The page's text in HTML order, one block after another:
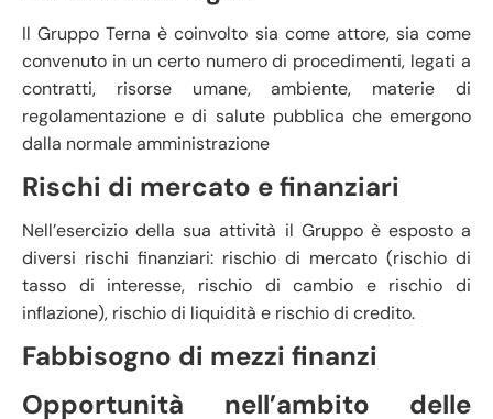
Il Gruppo Terna è coinvolto sia come attore, sia come
convenuto in un certo numero di procedimenti, legati a
contratti, risorse umane, ambiente, materie di
regolamentazione e di salute pubblica che emergono
dalla normale amministrazione
Rischi di mercato e finanziari
Nell’esercizio della sua attività il Gruppo è esposto a
diversi rischi finanziari: rischio di mercato (rischio di
tasso di interesse, rischio di cambio e rischio di
inflazione), rischio di liquidità e rischio di credito.
Fabbisogno di mezzi finanzi
Opportunità nell’ambito delle